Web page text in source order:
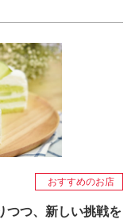
おすすめのお店
つつ、新しい挑戦を